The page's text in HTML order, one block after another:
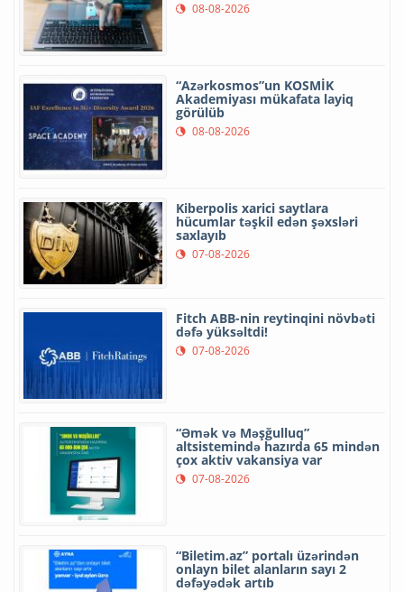
08-08-2026
“Azərkosmos”un KOSMİK
Akademiyası mükafata layiq
görülüb
08-08-2026
Kiberpolis xarici saytlara
hücumlar təşkil edən şəxsləri
saxlayıb
07-08-2026
Fitch ABB-nin reytinqini növbəti
dəfə yüksəltdi!
07-08-2026
“Əmək və Məşğulluq”
altsistemində hazırda 65 mindən
çox aktiv vakansiya var
07-08-2026
“Biletim.az” portalı üzərindən
onlayn bilet alanların sayı 2
dəfəyədək artıb